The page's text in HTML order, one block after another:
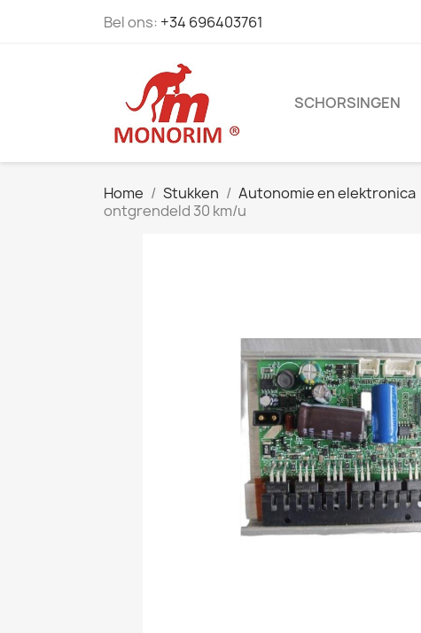
Bel ons: +34 696403761
SCHORSINGEN
Home Stukken Autonomie en elektronica
ontgrendeld 30 km/u